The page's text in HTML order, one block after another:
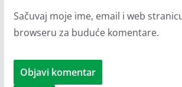
Sačuvaj moje ime, email i web
browseru za buduće komentare.